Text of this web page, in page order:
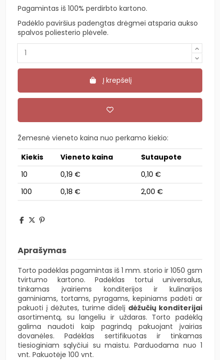
Pagamintas iš 100% perdirbto kartono.
Padėklo paviršius padengtas drėgmei atsparia aukso
spalvos poliesterio plėvele.
Į krepšelį
Žemesnė vieneto kaina nuo perkamo kiekio:
Kiekis
Vieneto kaina
Sutaupote
10
0,19 €
0,10 €
100
0,18 € 2,00 €
Aprašymas
Torto padėklas pagamintas iš 1 mm. storio ir 1050 gsm
tvirtumo kartono. Padėklas tortui universalus,
tinkamas įvairiems konditerijos ir kulinarijos
gaminiams, tortams, pyragams, kepiniams padėti ar
pakuoti į dėžutes, turime didelį dėžučių konditerijai
asortimentą, su langeliu ir uždaras. Torto padėklą
galima naudoti kaip pagrindą pakuojant įvairias
dovanėles. Padėklas sertifikuotas ir tinkamas
tiesioginiam sąlyčiui su maistu. Parduodama nuo 1
vnt. Pakuotėje 100 vnt.